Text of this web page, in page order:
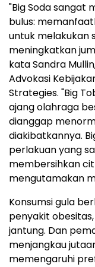
"Big Soda sangat
bulus:
untuk melakukan
meningkatkan
kata Sandra
Advokasi
Strategies. "Big
ajang olahraga
dianggap
diakibatkannya.
perlakuan yang
membersihkan
mengutamakan
Konsumsi gula
penyakit
jantung. Dan
menjangkau
memengaruhi